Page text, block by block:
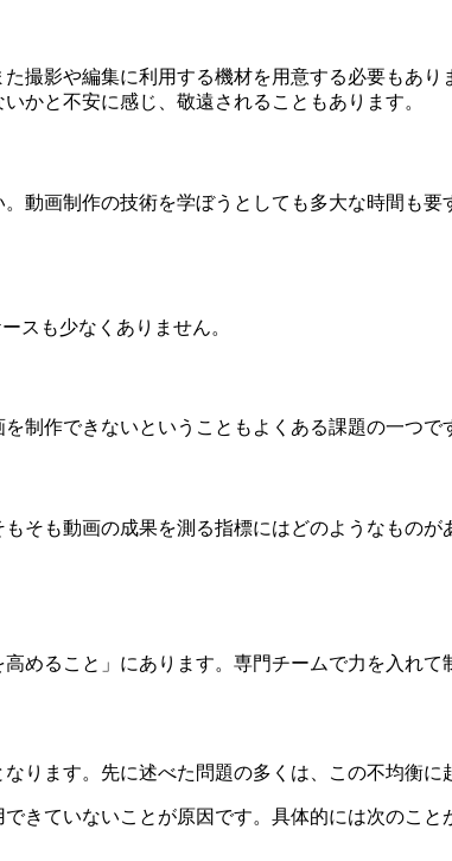
撮影や編集に利用する機材を用意する必要もあり
かと不安に感じ、敬遠されることもあります。
動画制作の技術を学ぼうとしても多大な時間も要
スも少なくありません。
制作できないということもよくある課題の一つで
そも動画の成果を測る指標にはどのようなものが
めること」にあります。専門チームで力を入れて
ります。先に述べた問題の多くは、この不均衡に
きていないことが原因です。具体的には次のこと